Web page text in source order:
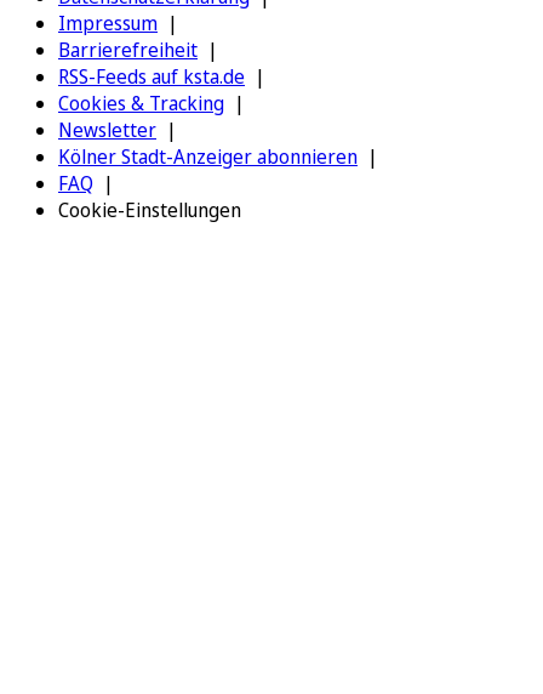
Impressum
Barrierefreiheit
RSS-Feeds auf ksta.de
Cookies & Tracking
Newsletter
Kölner Stadt-Anzeiger abonnieren
FAQ
Cookie-Einstellungen